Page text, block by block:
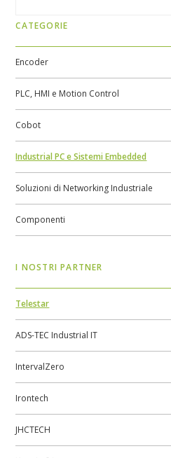
CATEGORIE
Encoder
PLC, HMI e Motion Control
Cobot
Industrial PC e Sistemi Embedded
Soluzioni di Networking Industriale
Componenti
I NOSTRI PARTNER
Telestar
ADS-TEC Industrial IT
IntervalZero
Irontech
JHCTECH